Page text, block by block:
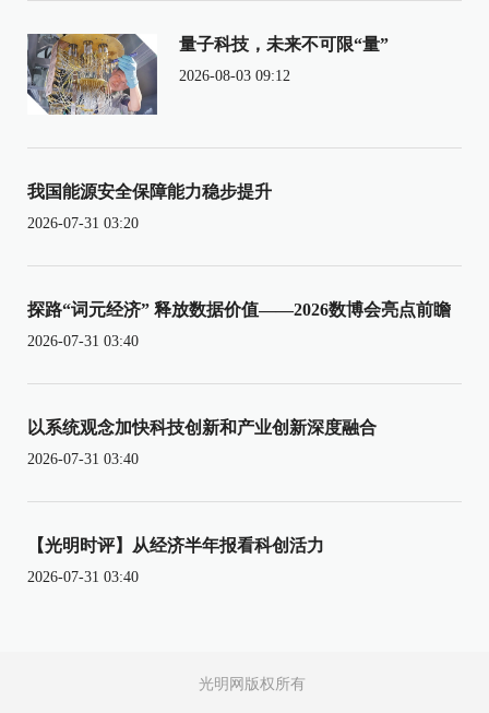
量子科技，未来不可限“量”
2026-08-03 09:12
我国能源安全保障能力稳步提升
2026-07-31 03:20
探路“词元经济” 释放数据价值——2026数博会亮点前瞻
2026-07-31 03:40
以系统观念加快科技创新和产业创新深度融合
2026-07-31 03:40
【光明时评】从经济半年报看科创活力
2026-07-31 03:40
光明网版权所有